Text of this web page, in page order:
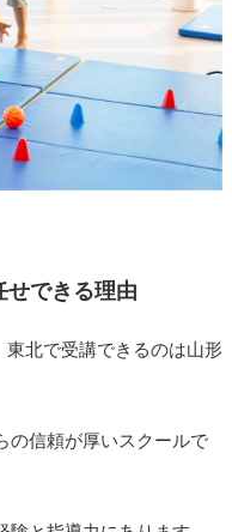
せできる理由
東北で受講できるのは山形
の信頼が厚いスクールで